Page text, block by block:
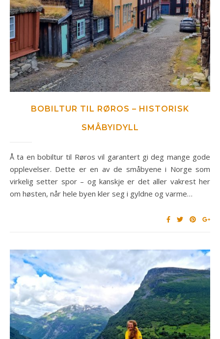
BOBILTUR TIL RØROS – HISTORISK
SMÅBYIDYLL
Å ta en bobiltur til Røros vil garantert gi deg mange gode
opplevelser. Dette er en av de småbyene i Norge som
virkelig setter spor – og kanskje er det aller vakrest her
om høsten, når hele byen kler seg i gyldne og varme…